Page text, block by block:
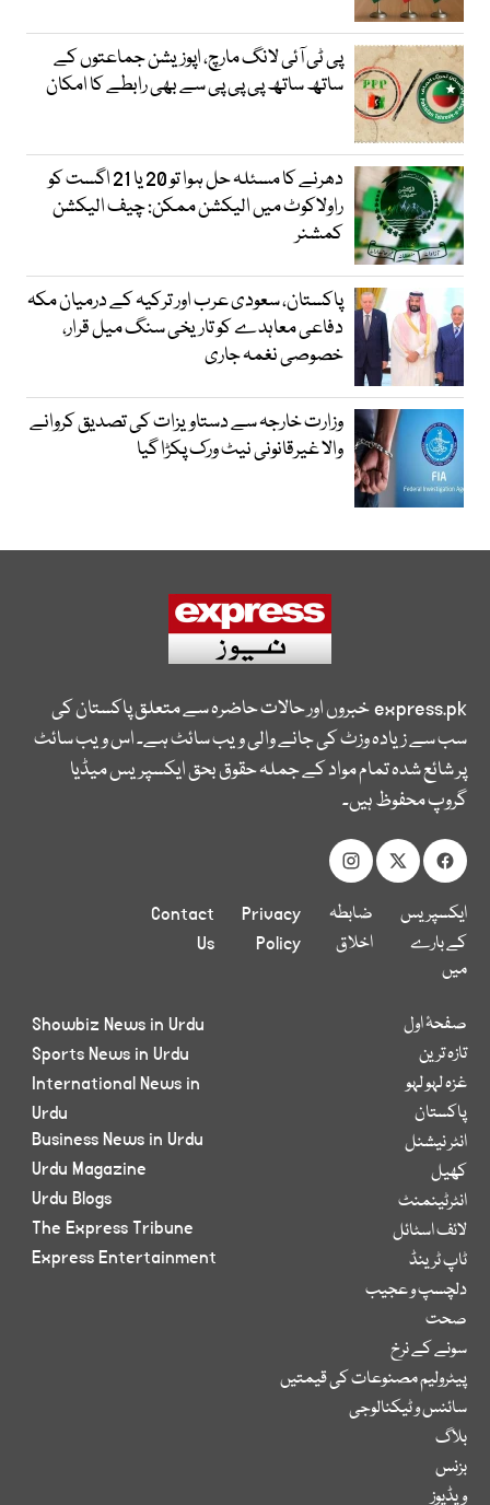
پی ٹی آئی لانگ مارچ، اپوزیشن جماعتوں کے
ساتھ ساتھ پی پی پی سے بھی رابطے کا امکان
دھرنے کا مسئلہ حل ہوا تو 20 یا 21 اگست کو
راولاکوٹ میں الیکشن ممکن: چیف الیکشن
کمشنر
پاکستان، سعودی عرب اور ترکیہ کے درمیان مکہ
دفاعی معاہدے کو تاریخی سنگ میل قرار،
خصوصی نغمہ جاری
وزارت خارجہ سے دستاویزات کی تصدیق کروانے
والا غیرقانونی نیٹ ورک پکڑا گیا
express.pkخبروں اور حالات حاضرہ سے متعلق پاکستان کی
سب سے زیادہ وزٹ کی جانے والی ویب سائٹ ہے۔ اس ویب سائٹ
پر شائع شدہ تمام مواد کے جملہ حقوق بحق ایکسپریس میڈیا
گروپ محفوظ ہیں۔
ایکسپریس
کے بارے
میں
ضابطہ
اخلاق
Privacy
Policy
Contact
Us
صفحۂ اول
تازہ ترین
غزہ لہو لہو
پاکستان
انٹر نیشنل
کھیل
انٹرٹینمنٹ
لائف اسٹائل
ٹاپ ٹرینڈ
دلچسپ و عجیب
صحت
سونے کے نرخ
پیٹرولیم مصنوعات کی قیمتیں
سائنس و ٹیکنالوجی
بلاگ
بزنس
ویڈیوز
Showbiz News in Urdu
Sports News in Urdu
International News in
Urdu
Business News in Urdu
Urdu Magazine
Urdu Blogs
The Express Tribune
Express Entertainment